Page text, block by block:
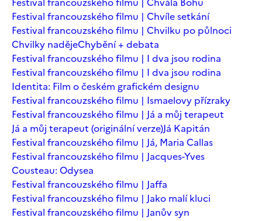
Festival francouzského filmu | Chvíle setkání
Festival francouzského filmu | Chvilku po půlnoci
Chvilky nadějeChybění + debata
Festival francouzského filmu | I dva jsou rodina
Festival francouzského filmu | I dva jsou rodina
Identita: Film o českém grafickém designu
Festival francouzského filmu | Ismaelovy přízraky
Festival francouzského filmu | Já a můj terapeut
Já a můj terapeut (originální verze)Já Kapitán
Festival francouzského filmu | Já, Maria Callas
Festival francouzského filmu | Jacques-Yves
Cousteau: Odysea
Festival francouzského filmu | Jaffa
Festival francouzského filmu | Jako malí kluci
Festival francouzského filmu | Janův syn